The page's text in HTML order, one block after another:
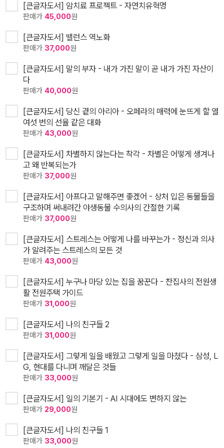
[큰글자도서] 암치료 프로젝트 - 자연치유혁명
판매가 45,000원
[큰글자도서] 밸런스 역노화
판매가 37,000원
[큰글자도서] 말의 부자 - 내가 가진 말이 곧 내가 가진 자산이
다
판매가 40,000원
[큰글자도서] 당신 곁의 아리아 - 오페라의 매력에 눈뜨게 할 열
여섯 번의 선율 같은 대화
판매가 43,000원
[큰글자도서] 차별하지 않는다는 착각 - 차별은 어떻게 생겨나
고 왜 반복되는가
판매가 37,000원
[큰글자도서] 아프다고 말해주면 좋겠어 - 상처 입은 동물들을
구조하며 써내려간 야생동물 수의사의 간절한 기록
판매가 37,000원
[큰글자도서] 스트레스는 어떻게 나를 바꾸는가 - 정신과 의사
가 알려주는 스트레스의 모든 것
판매가 43,000원
[큰글자도서] 누구나 마당 있는 집을 꿈꾼다 - 찬집사의 전원생
활 전원주택 가이드
판매가 31,000원
[큰글자도서] 나의 친구들 2
판매가 31,000원
[큰글자도서] 그렇게 일을 배웠고 그렇게 일을 마쳤다 - 삼성, L
G, 현대를 다니며 깨달은 것들
판매가 33,000원
[큰글자도서] 일의 기본기 - AI 시대에도 변하지 않는
판매가 29,000원
[큰글자도서] 나의 친구들 1
판매가 33,000원